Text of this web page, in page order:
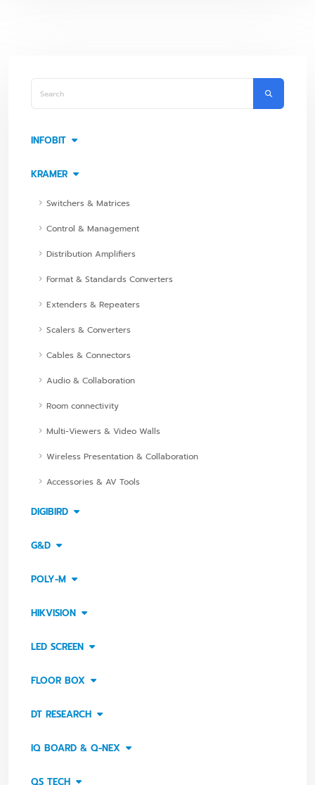
INFOBIT
KRAMER
Switchers & Matrices
Control & Management
Distribution Amplifiers
Format & Standards Converters
Extenders & Repeaters
Scalers & Converters
Cables & Connectors
Audio & Collaboration
Room connectivity
Multi-Viewers & Video Walls
Wireless Presentation & Collaboration
Accessories & AV Tools
DIGIBIRD
G&D
POLY-M
HIKVISION
LED SCREEN
FLOOR BOX
DT RESEARCH
IQ BOARD & Q-NEX
QS TECH